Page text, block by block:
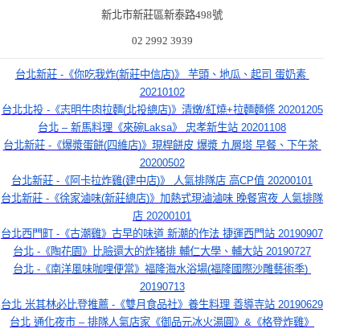
新北市新莊區新泰路498號
02 2992 3939
台北新莊 -《你吃我炸(新莊中信店)》 芋頭、地瓜、起司 蛋奶素
20210102
台北北投 -《志明牛肉拉麵(北投總店)》清燉/紅燒+拉麵麵條 20201205
台北 – 新馬料理《來碗Laksa》 忠孝新生站 20201108
台北新莊 -《爆漿蛋餅(四維店)》現桿餅皮 爆漿 九層塔 早餐、下午茶
20200502
台北新莊 -《阿卡拉炸雞(建中店)》 人氣排隊店 高CP值 20200101
台北新莊 -《徐家滷味(新莊總店)》加熱式現滷滷味 晚餐宵夜 人氣排隊
店 20200101
台北西門町 -《古潮雞》古早的味道 新潮的作法 捷運西門站 20190907
台北 -《陶花園》比臉還大的炸猪排 輔仁大學、輔大站 20190727
台北 -《南洋風味咖哩便當》福隆海水浴場(福隆國際沙雕藝術季)
20190713
台北 米其林必比登推薦 -《雙月食品社》養生料理 善導寺站 20190629
台北 通化夜市 – 排隊人氣店家《御品元冰火湯圓》&《格登炸雞》